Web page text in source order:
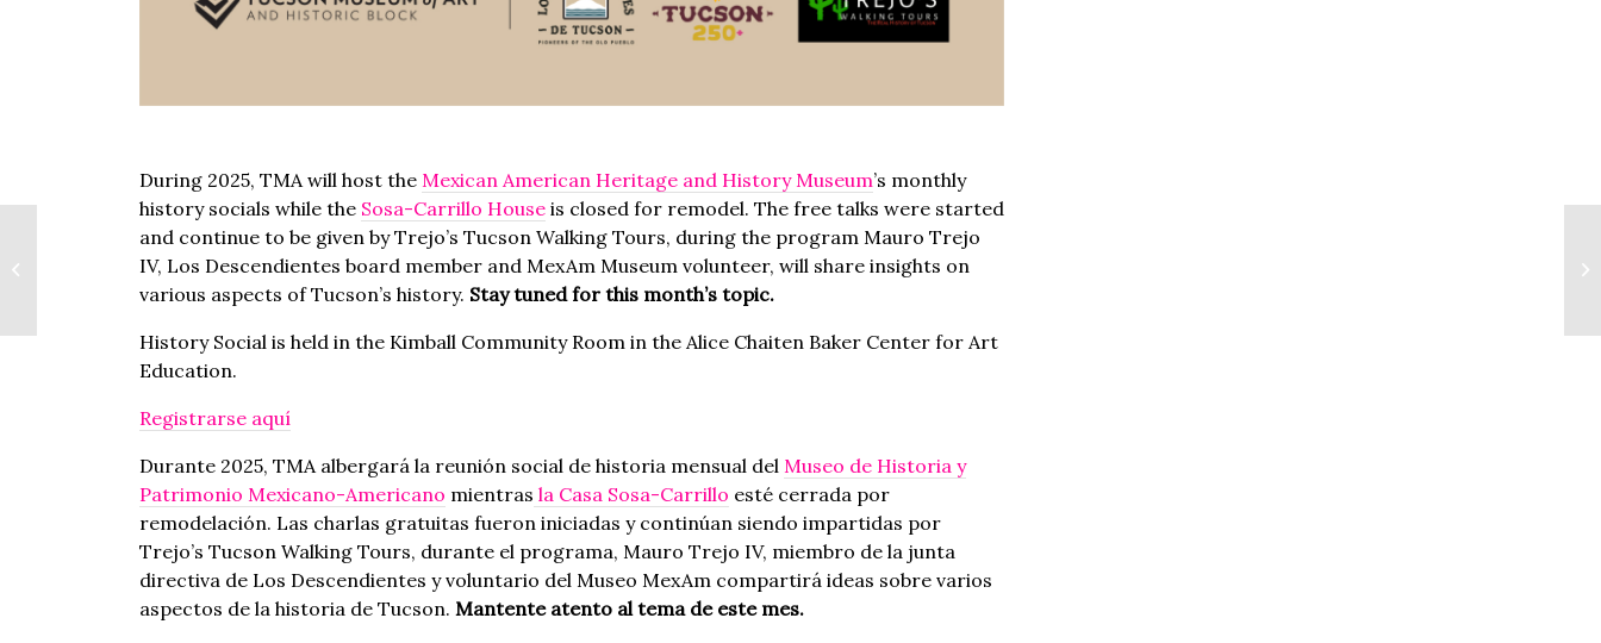
During 2025, TMA will host the Mexican American Heritage and History Museum’s monthly
history socials while the Sosa-Carrillo House is closed for remodel. The free talks were started
and continue to be given by Trejo’s Tucson Walking Tours, during the program Mauro Trejo
IV, Los Descendientes board member and MexAm Museum volunteer, will share insights on
various aspects of Tucson’s history. Stay tuned for this month’s topic.
History Social is held in the Kimball Community Room in the Alice Chaiten Baker Center for Art
Education.
Registrarse aquí
Durante 2025, TMA albergará la reunión social de historia mensual del Museo de Historia y
Patrimonio Mexicano-Americano mientras la Casa Sosa-Carrillo esté cerrada por
remodelación. Las charlas gratuitas fueron iniciadas y continúan siendo impartidas por
Trejo’s Tucson Walking Tours, durante el programa, Mauro Trejo IV, miembro de la junta
directiva de Los Descendientes y voluntario del Museo MexAm compartirá ideas sobre varios
aspectos de la historia de Tucson. Mantente atento al tema de este mes.
First Thursday |